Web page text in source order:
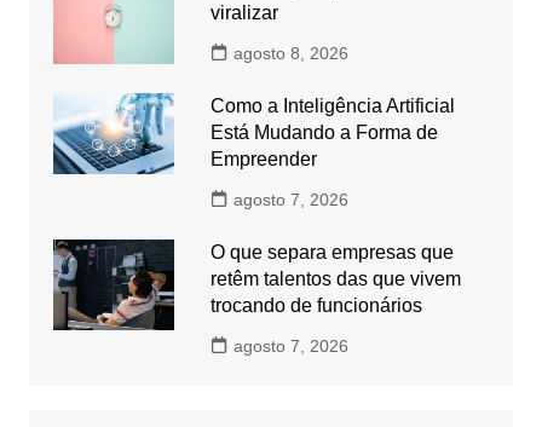
viralizar
agosto 8, 2026
Como a Inteligência Artificial
Está Mudando a Forma de
Empreender
agosto 7, 2026
O que separa empresas que
retêm talentos das que vivem
trocando de funcionários
agosto 7, 2026